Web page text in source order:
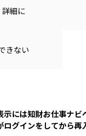
詳細に
きない
には知財お仕事ナビ
ログインをしてから再